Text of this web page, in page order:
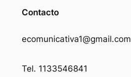
Contacto
ecomunicativa1@gmail.com
Tel. 1133546841